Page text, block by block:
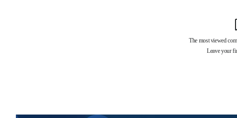
[속보]경찰·노동부, HL만도 평택사업장 끼임 사망 관련 압수
[속보]합수본, '투표율 허위 입력' 중앙·서울·경기도 선관위